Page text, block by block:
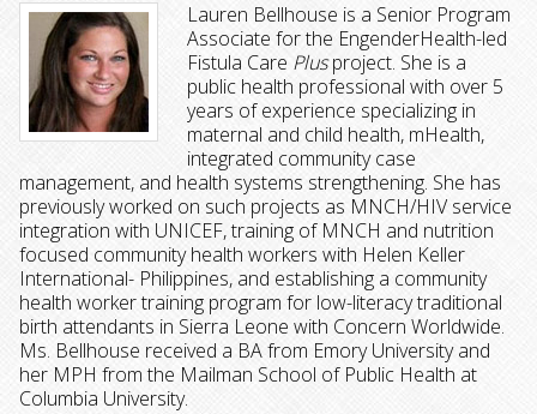
Lauren Bellhouse is a Senior Program
Associate for the EngenderHealth-led
Fistula Care Plusproject. She is a
public health professional with over 5
years of experience specializing in
maternal and child health, mHealth,
integrated community case
management, and health systems strengthening. She has
previously worked on such projects as MNCH/HIV service
integration with UNICEF, training of MNCH and nutrition
focused community health workers with Helen Keller
International- Philippines, and establishing a community
health worker training program for low-literacy traditional
birth attendants in Sierra Leone with Concern Worldwide.
Ms. Bellhouse received a BA from Emory University and
her MPH from the Mailman School of Public Health at
Columbia University.